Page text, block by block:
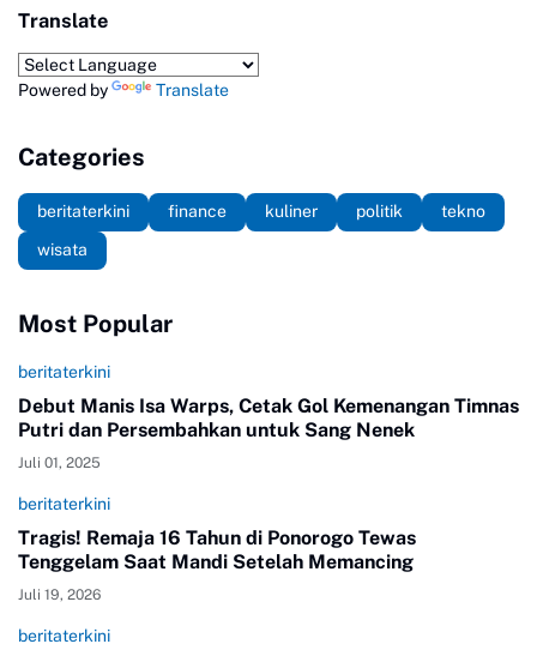
Translate
Powered by Translate
Categories
beritaterkini finance kuliner politik
tekno
wisata
Most Popular
beritaterkini
Debut Manis Isa Warps, Cetak Gol Kemenangan Timnas
Putri dan Persembahkan untuk Sang Nenek
Juli 01, 2025
beritaterkini
Tragis! Remaja 16 Tahun di Ponorogo Tewas
Tenggelam Saat Mandi Setelah Memancing
Juli 19, 2026
beritaterkini